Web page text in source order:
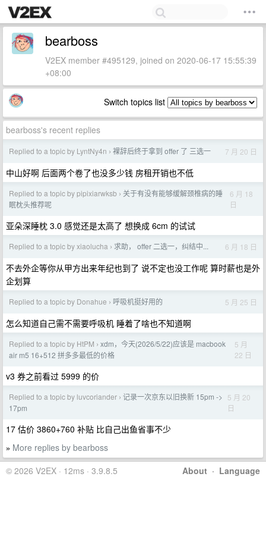
bearboss
V2EX member #495129, joined on 2020-06-17 15:55:39
+08:00
Switch topics list
bearboss's recent replies
Replied to a topic by LyntNy4n › 裸辞后终于拿到 offer 了 三选一 7 月 20 日
中山好啊 后面两个卷了也没多少钱 房租开销也不低
Replied to a topic by pipixiarwksb › 关于有没有能够缓解颈椎病的睡
眠枕头推荐呢
6 月 18
日
亚朵深睡枕 3.0 感觉还是太高了 想换成 6cm 的试试
Replied to a topic by xiaolucha › 求助， offer 二选一，纠结中... 6 月 18 日
不去外企等你从甲方出来年纪也到了 说不定也没工作呢 算时薪也是外
企划算
Replied to a topic by Donahue › 呼吸机挺好用的 5 月 25 日
怎么知道自己需不需要呼吸机 睡着了啥也不知道啊
Replied to a topic by HtPM › xdm，今天(2026/5/22)应该是 macbook
air m5 16+512 拼多多最低的价格
5 月
22 日
v3 券之前看过 5999 的价
Replied to a topic by luvcoriander › 记录一次京东以旧换新 15pm ->
17pm
5 月 20
日
17 估价 3860+760 补贴 比自己出鱼省事不少
» More replies by bearboss
About · Language
© 2026 V2EX · 12ms · 3.9.8.5